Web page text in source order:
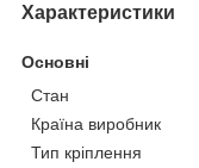
Характеристики
Основні
Стан
Країна виробник
Тип кріплення